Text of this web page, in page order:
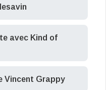
avec Kind of
Vincent Grappy